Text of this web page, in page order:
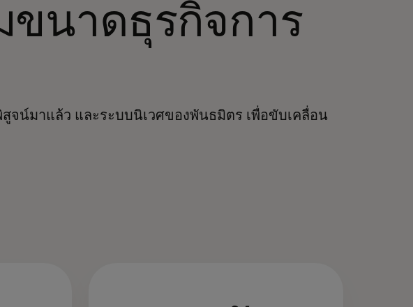
ขนาดธุรกิจการ
จน์มาแล้ว และระบบนิเวศของพันธมิตร เพื่อขับเคลื่อน